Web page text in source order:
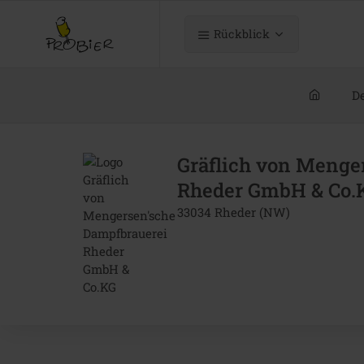
Rückblick
Gräflich von
Rheder GmbH &
33034 Rheder (NW)